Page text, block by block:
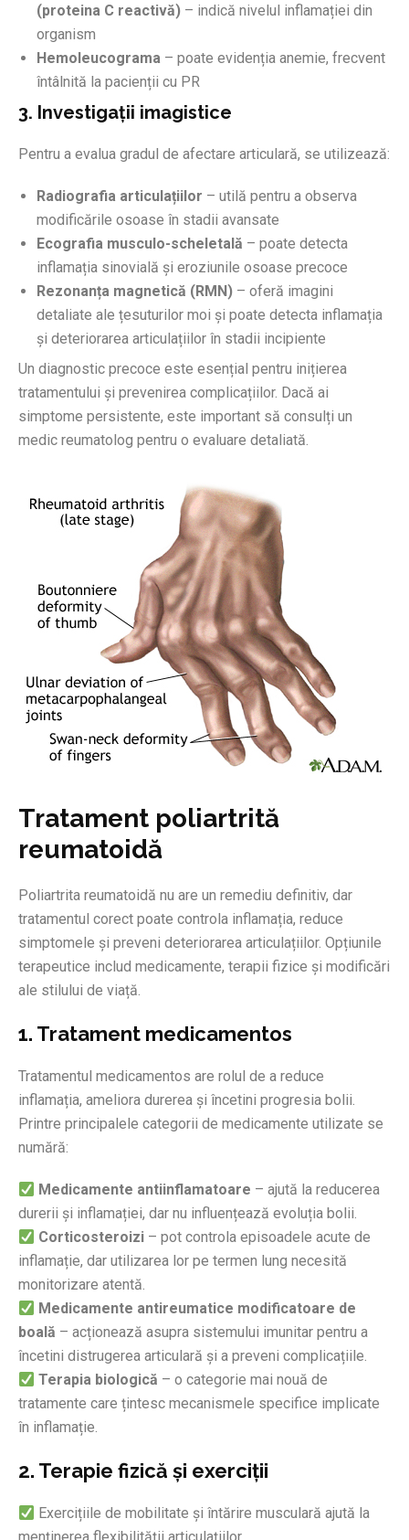
(proteina C reactivă) – indică nivelul inflamației din
organism
Hemoleucograma – poate evidenția anemie, frecvent
întâlnită la pacienții cu PR
3. Investigații imagistice
Pentru a evalua gradul de afectare articulară, se utilizează:
Radiografia articulațiilor – utilă pentru a observa
modificările osoase în stadii avansate
Ecografia musculo-scheletală – poate detecta
inflamația sinovială și eroziunile osoase precoce
Rezonanța magnetică (RMN) – oferă imagini
detaliate ale țesuturilor moi și poate detecta inflamația
și deteriorarea articulațiilor în stadii incipiente
Un diagnostic precoce este esențial pentru inițierea
tratamentului și prevenirea complicațiilor. Dacă ai
simptome persistente, este important să consulți un
medic reumatolog pentru o evaluare detaliată.
Tratament poliartrită
reumatoidă
Poliartrita reumatoidă nu are un remediu definitiv, dar
tratamentul corect poate controla inflamația, reduce
simptomele și preveni deteriorarea articulațiilor. Opțiunile
terapeutice includ medicamente, terapii fizice și modificări
ale stilului de viață.
1. Tratament medicamentos
Tratamentul medicamentos are rolul de a reduce
inflamația, ameliora durerea și încetini progresia bolii.
Printre principalele categorii de medicamente utilizate se
numără:
Medicamente antiinflamatoare – ajută la reducerea
durerii și inflamației, dar nu influențează evoluția bolii.
Corticosteroizi – pot controla episoadele acute de
inflamație, dar utilizarea lor pe termen lung necesită
monitorizare atentă.
Medicamente antireumatice modificatoare de
boală – acționează asupra sistemului imunitar pentru a
încetini distrugerea articulară și a preveni complicațiile.
Terapia biologică – o categorie mai nouă de
tratamente care țintesc mecanismele specifice implicate
în inflamație.
2. Terapie fizică și exerciții
Exercițiile de mobilitate și întărire musculară ajută la